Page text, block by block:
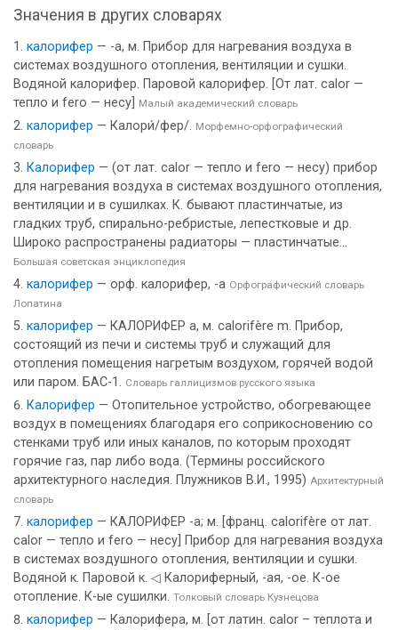
Значения в других словарях
калорифер — -а, м. Прибор для нагревания воздуха в
системах воздушного отопления, вентиляции и сушки.
Водяной калорифер. Паровой калорифер. [От лат. calor —
тепло и fero — несу]
Малый академический словарь
калорифер — Калори́/фер/. Морфемно-орфографический
словарь
Калорифер — (от лат. calor — тепло и fero — несу) прибор
для нагревания воздуха в системах воздушного отопления,
вентиляции и в сушилках. К. бывают пластинчатые, из
гладких труб, спирально-ребристые, лепестковые и др.
Широко распространены радиаторы — пластинчатые...
Большая советская энциклопедия
калорифер — орф. калорифер, -а Орфографический словарь
Лопатина
калорифер — КАЛОРИФЕР а, м. calorifère m. Прибор,
состоящий из печи и системы труб и служащий для
отопления помещения нагретым воздухом, горячей водой
или паром. БАС-1. Словарь галлицизмов русского языка
Калорифер — Отопительное устройство, обогревающее
воздух в помещениях благодаря его соприкосновению со
стенками труб или иных каналов, по которым проходят
горячие газ, пар либо вода. (Термины российского
архитектурного наследия. Плужников В.И., 1995) Архитектурный
словарь
калорифер — КАЛОРИФЕР -а; м. [франц. calorifère от лат.
calor — тепло и fero — несу] Прибор для нагревания воздуха
в системах воздушного отопления, вентиляции и сушки.
Водяной к. Паровой к. ◁ Калориферный, -ая, -ое. К-ое
отопление. К-ые сушилки. Толковый словарь Кузнецова
калорифер — Калорифера, м. [от латин. calor – теплота и